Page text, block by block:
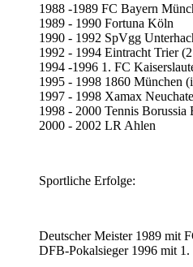
1988 -1989 FC Bayern
1989 - 1990 Fortuna Köln
1990 - 1992 SpVgg
1992 - 1994 Eintracht Trier
1994 -1996 1. FC
1995 - 1998 1860 München
1997 - 1998 Xamax
1998 - 2000 Tennis Borussia
2000 - 2002 LR Ahlen
Sportliche Erfolge:
Deutscher Meister 1989 mit
DFB-Pokalsieger 1996 mit 1.